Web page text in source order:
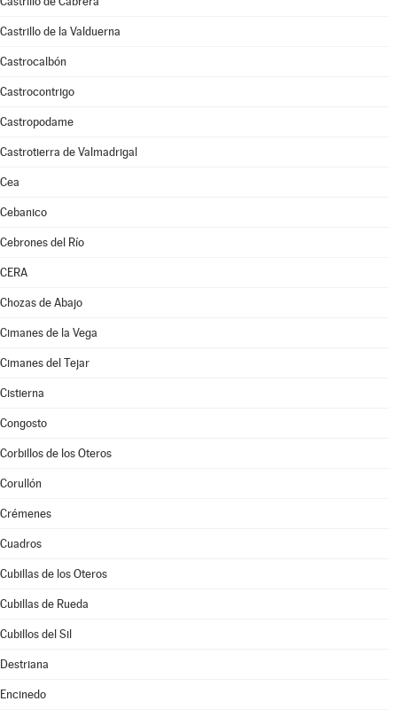
Castrillo de la Valduerna
Castrocalbón
Castrocontrigo
Castropodame
Castrotierra de Valmadrigal
Cea
Cebanico
Cebrones del Río
CERA
Chozas de Abajo
Cimanes de la Vega
Cimanes del Tejar
Cistierna
Congosto
Corbillos de los Oteros
Corullón
Crémenes
Cuadros
Cubillas de los Oteros
Cubillas de Rueda
Cubillos del Sil
Destriana
Encinedo